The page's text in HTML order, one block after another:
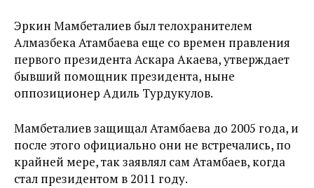
Эркин Мамбеталиев был телохранителем
Алмазбека Атамбаева еще со времен правления
первого президента Аскара Акаева, утверждает
бывший помощник президента, ныне
оппозиционер Адиль Турдукулов.
Мамбеталиев защищал Атамбаева до 2005 года, и
после этого официально они не встречались, по
крайней мере, так заявлял сам Атамбаев, когда
стал президентом в 2011 году.